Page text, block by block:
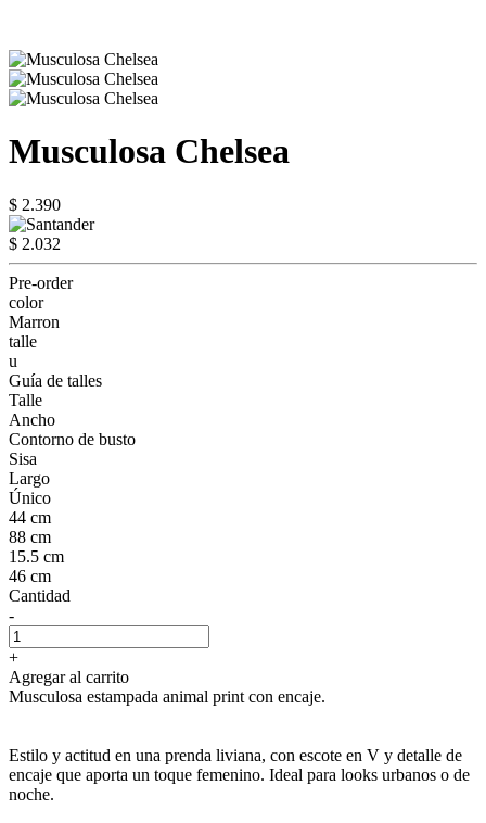
Musculosa Chelsea
$ 2.390
$ 2.032
Pre-order
color
Marron
talle
u
Guía de talles
Talle
Ancho
Contorno de busto
Sisa
Largo
Único
44 cm
88 cm
15.5 cm
46 cm
Cantidad
-
+
Agregar al carrito
Musculosa estampada animal print con encaje.
Estilo y actitud en una prenda liviana, con escote en V y detalle de
encaje que aporta un toque femenino. Ideal para looks urbanos o de
noche.